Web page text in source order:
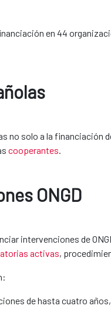
en 44
no solo a la
cooperantes
ONGD
intervenciones de
activas,
de hasta cuatro